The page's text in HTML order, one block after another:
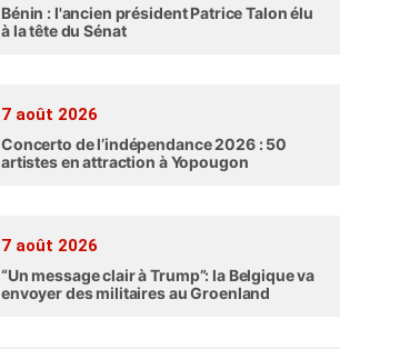
Bénin : l'ancien président Patrice Talon élu
à la tête du Sénat
7 août 2026
Concerto de l’indépendance 2026 : 50
artistes en attraction à Yopougon
7 août 2026
“Un message clair à Trump”: la Belgique va
envoyer des militaires au Groenland